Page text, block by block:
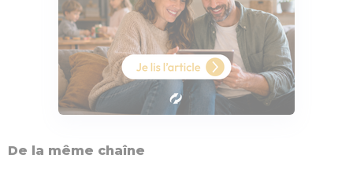
De la même chaîne